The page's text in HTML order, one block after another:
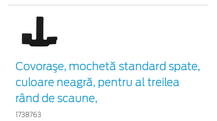
Covoraşe, mochetă standard spate,
culoare neagră, pentru al treilea
rând de scaune,
1738763